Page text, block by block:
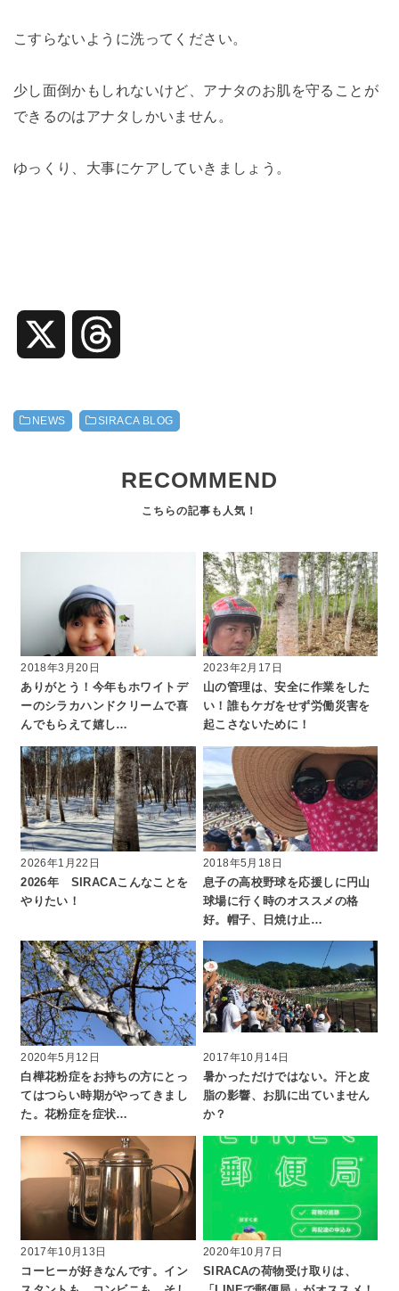
こすらないように洗ってください。
少し面倒かもしれないけど、アナタのお肌を守ることが
できるのはアナタしかいません。
ゆっくり、大事にケアしていきましょう。
r
e
s
NEWS SIRACA BLOG
RECOMMEND
2018年3月20日
ありがとう！今年もホワイトデ
ーのシラカハンドクリームで喜
んでもらえて嬉し…
2023年2月17日
山の管理は、安全に作業をした
い！誰もケガをせず労働災害を
起こさないために！
2026年1月22日
2026年 SIRACAこんなことを
やりたい！
2018年5月18日
息子の高校野球を応援しに円山
球場に行く時のオススメの格
好。帽子、日焼け止…
2020年5月12日
白樺花粉症をお持ちの方にとっ
てはつらい時期がやってきまし
た。花粉症を症状…
2017年10月14日
暑かっただけではない。汗と皮
脂の影響、お肌に出ていません
か？
2017年10月13日
コーヒーが好きなんです。イン
2020年10月7日
SIRACAの荷物受け取りは、